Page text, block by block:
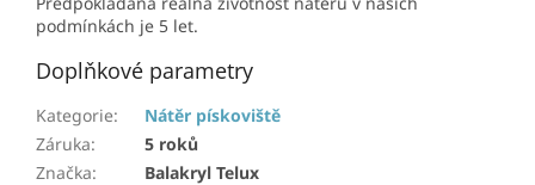
podmínkách je 5 let.
Doplňkové parametry
Kategorie:
Nátěr pískoviště
Záruka:
5 roků
Značka:
Balakryl Telux